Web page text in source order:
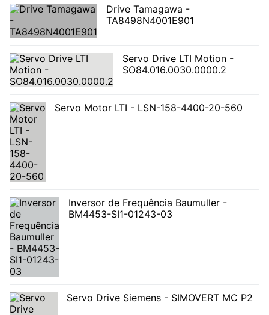
Drive Tamagawa -
TA8498N4001E901
Servo Drive LTI Motion -
SO84.016.0030.0000.2
Servo Motor LTI - LSN-158-4400-20-560
Inversor de Frequência Baumuller -
BM4453-SI1-01243-03
Servo Drive Siemens - SIMOVERT MC P2